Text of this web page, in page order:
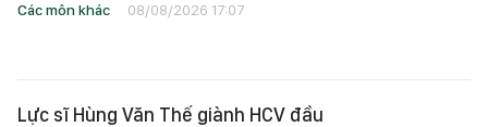
Các môn khác 08/08/2026 17:07
Lực sĩ Hùng Văn Thế giành HCV đầu